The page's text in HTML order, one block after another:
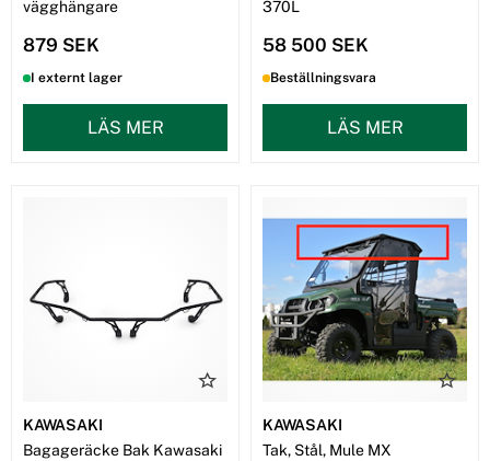
vägghängare
879 SEK
I externt lager
LÄS MER
370L
58 500 SEK
Beställningsvara
LÄS MER
KAWASAKI
Bagageräcke Bak Kawasaki
KAWASAKI
Tak, Stål, Mule MX